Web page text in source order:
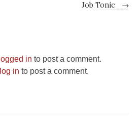
Job Tonic
→
logged in to post a comment.
log in to post a comment.